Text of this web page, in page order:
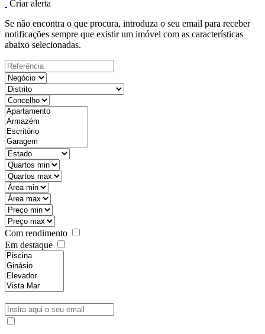
Criar alerta
Se não encontra o que procura, introduza o seu email para receber
notificações sempre que existir um imóvel com as características
abaixo selecionadas.
Com rendimento
Em destaque